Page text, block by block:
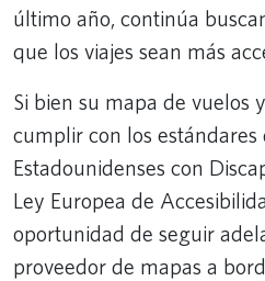
último año, continúa
que los viajes sean más
Si bien su mapa de vuelos
cumplir con los estándares
Estadounidenses con
Ley Europea de
oportunidad de seguir
proveedor de mapas a